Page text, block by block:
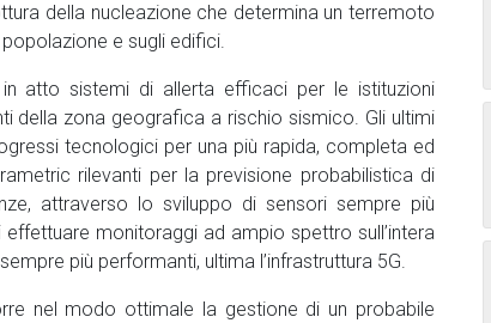
della nucleazione che determina un terremoto
e sugli edifici.
atto sistemi di allerta efficaci per le istituzioni
della zona geografica a rischio sismico. Gli ultimi
tecnologici per una più rapida, completa ed
rilevanti per la previsione probabilistica di
attraverso lo sviluppo di sensori sempre più
monitoraggi ad ampio spettro sull’intera
più performanti, ultima l’infrastruttura 5G.
nel modo ottimale la gestione di un probabile